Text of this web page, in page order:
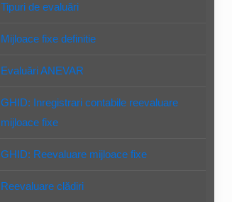
Tipuri de evaluări
Mijloace fixe definitie
Evaluări ANEVAR
GHID: Inregistrari contabile reevaluare
mijloace fixe
GHID: Reevaluare mijloace fixe
Reevaluare clădiri